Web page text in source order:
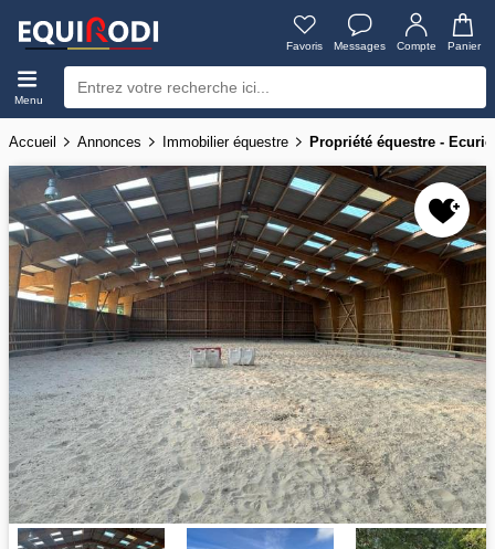
Favoris Messages Compte Panier
Menu
Accueil Annonces Immobilier équestre Propriété équestre -